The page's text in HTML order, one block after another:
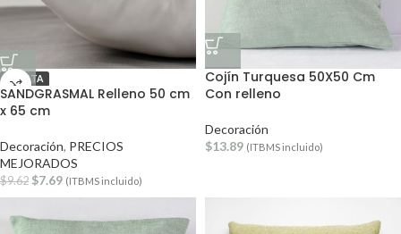
OFERTA
SANDGRASMAL Relleno 50 cm
x 65 cm
Decoración, PRECIOS
MEJORADOS
$9.62 $7.69 (ITBMS incluido)
Cojín Turquesa 50X50 Cm
Con relleno
Decoración
$13.89 (ITBMS incluido)